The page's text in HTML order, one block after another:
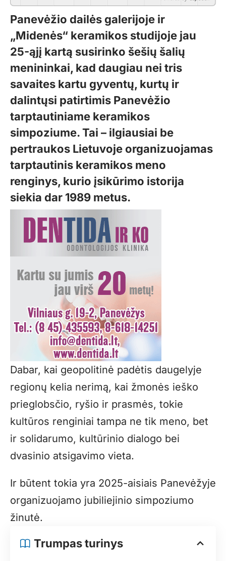
Panevėžio dailės galerijoje ir
„Midenės“ keramikos studijoje jau
25-ąjį kartą susirinko šešių šalių
menininkai, kad daugiau nei tris
savaites kartu gyventų, kurtų ir
dalintųsi patirtimis Panevėžio
tarptautiniame keramikos
simpoziume. Tai – ilgiausiai be
pertraukos Lietuvoje organizuojamas
tarptautinis keramikos meno
renginys, kurio įsikūrimo istorija
siekia dar 1989 metus.
Dabar, kai geopolitinė padėtis daugelyje
regionų kelia nerimą, kai žmonės ieško
prieglobsčio, ryšio ir prasmės, tokie
kultūros renginiai tampa ne tik meno, bet
ir solidarumo, kultūrinio dialogo bei
dvasinio atsigavimo vieta.
Ir būtent tokia yra 2025-aisiais Panevėžyje
organizuojamo jubiliejinio simpoziumo
žinutė.
Trumpas turinys